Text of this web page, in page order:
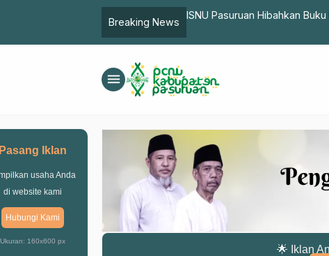
Breaking News
ISNU Pasuruan Hibahkan
menu
🌟 Iklan
Iklan
usaha Anda
di website kami
Hubungi Kami
Ukuran: 160x600 px